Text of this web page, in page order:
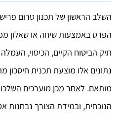
השלב הראשון של תכנון טרום
הפרט באמצעות שיחה או שאלון
תיק הביטוח הקיים, הכיסוי,
נתונים אלו מוצעת תכנית חיסכון
מותאם. לאחר מכן מוערכים
הנוכחית, ובמידת הצורך נבחנות